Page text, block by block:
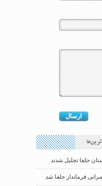
جلفا تجلیل شدند
فرماندار جلفا شد